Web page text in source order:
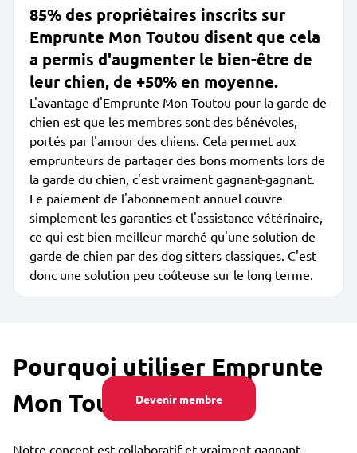
Devenir membre
85% des propriétaires inscrits sur
Emprunte Mon Toutou disent que cela
a permis d'augmenter le bien-être de
leur chien, de +50% en moyenne.
L'avantage d'Emprunte Mon Toutou pour la garde de
chien est que les membres sont des bénévoles,
portés par l'amour des chiens. Cela permet aux
emprunteurs de partager des bons moments lors de
la garde du chien, c'est vraiment gagnant-gagnant.
Le paiement de l'abonnement annuel couvre
simplement les garanties et l'assistance vétérinaire,
ce qui est bien meilleur marché qu'une solution de
garde de chien par des dog sitters classiques. C'est
donc une solution peu coûteuse sur le long terme.
Pourquoi utiliser Emprunte
Mon Toutou ?
Notre concept est collaboratif et vraiment gagnant-